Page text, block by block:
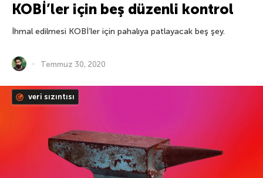
KOBİ’ler için beş düzenli kontrol
İhmal edilmesi KOBİ’ler için pahalıya patlayacak beş şey.
Temmuz 30, 2020
veri sızıntısı